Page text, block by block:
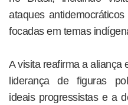
ataques
focadas em temas
A visita reafirma a aliança
liderança de figuras
ideais progressistas e a